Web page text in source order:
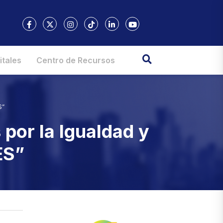
Centro de Recursos
la Igualdad y